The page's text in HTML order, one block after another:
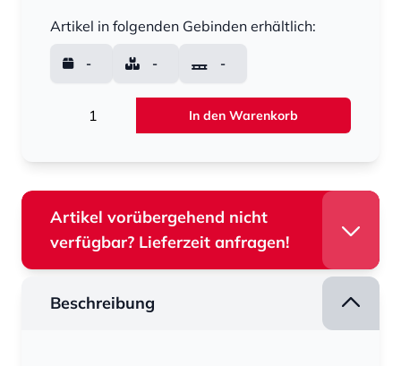
Artikel in folgenden Gebinden erhältlich:
- - -
In den Warenkorb
Artikel vorübergehend nicht
verfügbar? Lieferzeit anfragen!
Beschreibung